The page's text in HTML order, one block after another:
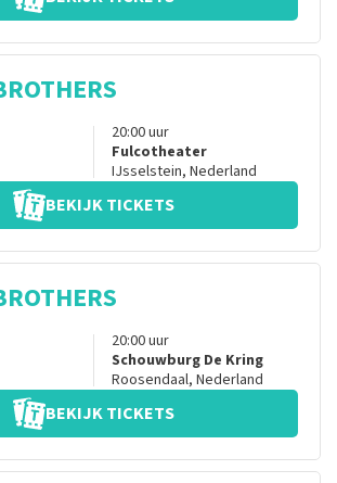
20:00uur
Fulcotheater
IJsselstein, Nederland
BEKIJK TICKETS
20:00uur
Schouwburg De Kring
Roosendaal, Nederland
BEKIJK TICKETS